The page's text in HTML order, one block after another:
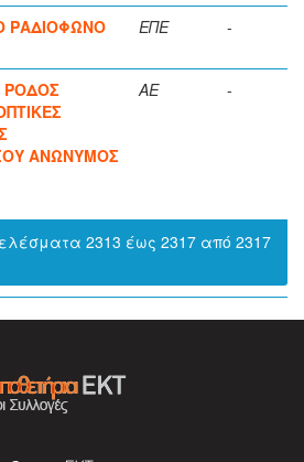
ΡΑΔΙΟΦΩΝΟ
ΕΠΕ -
ΡΟΔΟΣ
ΑΝΩΝΥΜΟΣ
ΑΕ -
2313 έως 2317 από 2317